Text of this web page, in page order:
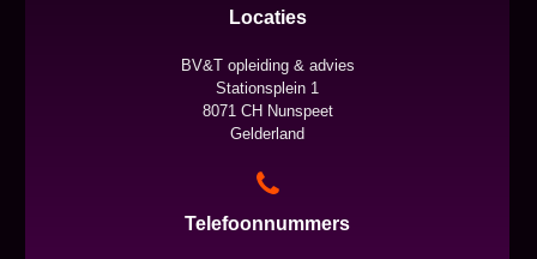
Locaties
BV&T opleiding & advies
Stationsplein 1
8071 CH Nunspeet
Gelderland
Telefoonnummers